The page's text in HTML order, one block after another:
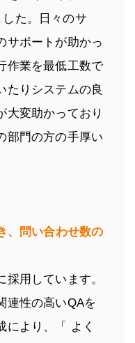
た。日々のサ
サポートが助かっ
作業を最低工数で
たりシステムの良
大変助かっており
部門の方の手厚い
、問い合わせ数の
用しています。
連性の高いQAを
により、「 よく